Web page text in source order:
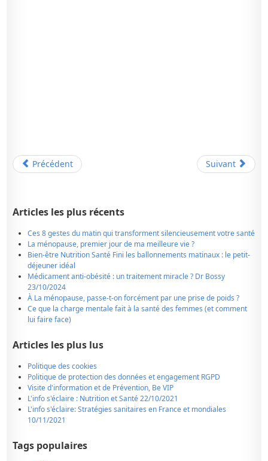
Précédent Suivant
Articles les plus récents
Ces 8 gestes du matin qui transforment silencieusement votre santé
La ménopause, premier jour de ma meilleure vie ?
Bien-être Nutrition Santé Fini les ballonnements matinaux : le petit-
déjeuner idéal
Médicament anti-obésité : un traitement miracle ? Dr Bossy
23/10/2024
À La ménopause, passe-t-on forcément par une prise de poids ?
Ce que la charge mentale fait à la santé des femmes (et comment
lui faire face)
Articles les plus lus
Politique des cookies
Politique de protection des données et engagement RGPD
Visite d'information et de Prévention, Be VIP
L'info s'éclaire : Nutrition et Santé 22/10/2021
L'info s'éclaire: Stratégies sanitaires en France et mondiales
10/11/2021
Tags populaires